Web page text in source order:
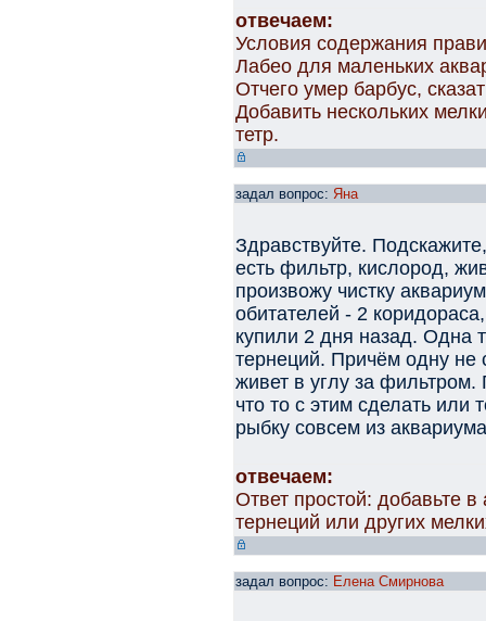
отвечаем:
Условия содержания
Лабео для маленьких
Отчего умер барбус,
Добавить нескольких
тетр.
задал вопрос: Яна
Здравствуйте.
есть фильтр, кислород,
произвожу чистку
обитателей - 2
купили 2 дня назад. Одна
тернеций. Причём одну не
живет в углу за
что то с этим сделать или
рыбку совсем из
отвечаем:
Ответ простой: добавьте
тернеций или других
задал вопрос: Елена Смирнова